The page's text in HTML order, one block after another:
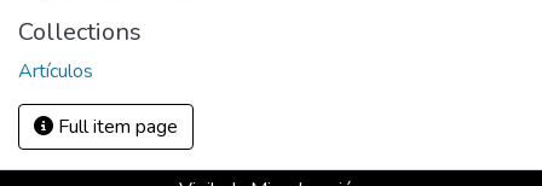
Collections
Artículos
Full item page